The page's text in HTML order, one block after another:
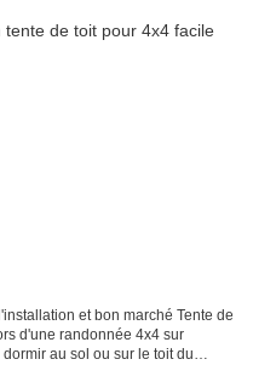
et bon marché Tente de
d'une randonnée 4x4 sur
au sol ou sur le toit du